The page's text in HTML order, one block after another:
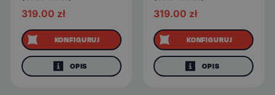
319.00 zł
KONFIGURUJ
OPIS
319.00 zł
KONFIGURUJ
OPIS